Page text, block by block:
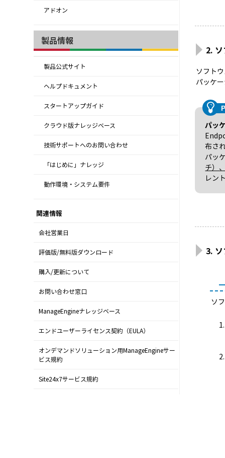
アドオン
製品情報
製品公式サイト
ヘルプドキュメント
スタートアップガイド
クラウド版ナレッジベース
技術サポートへのお問い合わせ
「はじめに」ナレッジ
動作環境・システム要件
関連情報
会社営業日
評価版/無料版ダウンロード
購入/更新について
お問い合わせ窓口
ManageEngineナレッジベース
エンドユーザーライセンス契約（EULA）
オンデマンドソリューション用ManageEngineサー
ビス規約
Site24x7サービス規約
2.
ソフト
パッケ
パッ
布さ
パッ
チ）
レン
3.
ソ